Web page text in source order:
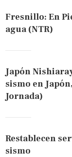
Fresnillo: En
agua (NTR)
Japón
sismo en
Jornada)
Restablecen
sismo